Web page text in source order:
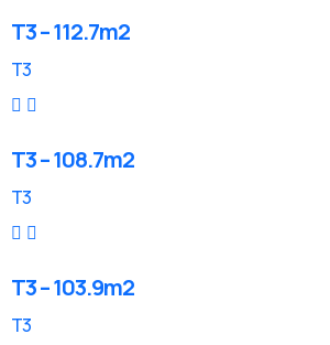
T3 – 112.7m2
T3
T3 – 108.7m2
T3
T3 – 103.9m2
T3